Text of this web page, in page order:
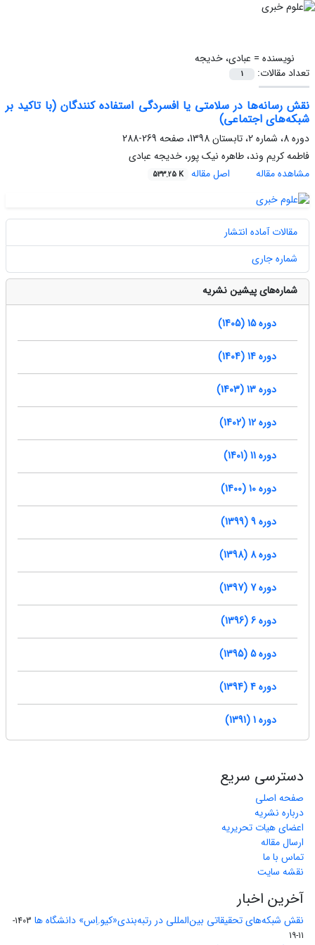
نویسنده = عبادی، خدیجه
تعداد مقالات:
1
نقش رسانه‌ها در سلامتی یا افسردگی استفاده کنندگان (با تاکید بر
شبکه‌های اجتماعی)
دوره 8، شماره 2، تابستان 1398، صفحه
269-288
فاطمه کریم وند، طاهره نیک پور، خدیجه عبادی
مشاهده مقاله
اصل مقاله 533.25 K
مقالات آماده انتشار
شماره جاری
شماره‌های پیشین نشریه
دوره 15 (1405)
دوره 14 (1404)
دوره 13 (1403)
دوره 12 (1402)
دوره 11 (1401)
دوره 10 (1400)
دوره 9 (1399)
دوره 8 (1398)
دوره 7 (1397)
دوره 6 (1396)
دوره 5 (1395)
دوره 4 (1394)
دوره 1 (1391)
دسترسی سریع
صفحه اصلی
درباره نشریه
اعضای هیات تحریریه
ارسال مقاله
تماس با ما
نقشه سایت
آخرین اخبار
نقش شبکه‌های تحقیقاتی بین‌المللی در رتبه‌بندی«کیو.اِس» دانشگاه ها
1403-
11-19